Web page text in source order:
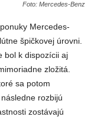
Foto: Mercedes-Benz
Mercedes-
špičkovej úrovni.
bol k dispozícii aj
zložitá.
sa potom
rozbijú
zostávajú